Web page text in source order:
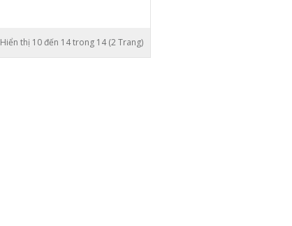
Hiển thị 10 đến 14 trong 14 (2 Trang)